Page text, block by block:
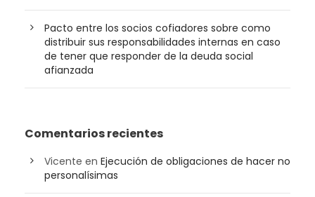
Pacto entre los socios cofiadores sobre como
distribuir sus responsabilidades internas en caso
de tener que responder de la deuda social
afianzada
Comentarios recientes
Vicente en Ejecución de obligaciones de hacer no
personalísimas